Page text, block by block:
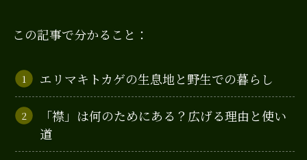
この記事で分かること：
エリマキトカゲの生息地と野生での暮らし
「襟」は何のためにある？広げる理由と使い
道